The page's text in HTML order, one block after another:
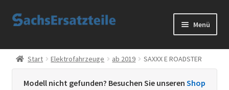
Zur
Zum
Menü
Start
Start Elektrofahrzeuge ab 2019 SAXXX E ROADSTER
Modell nicht gefunden? Besuchen Sie unseren Shop